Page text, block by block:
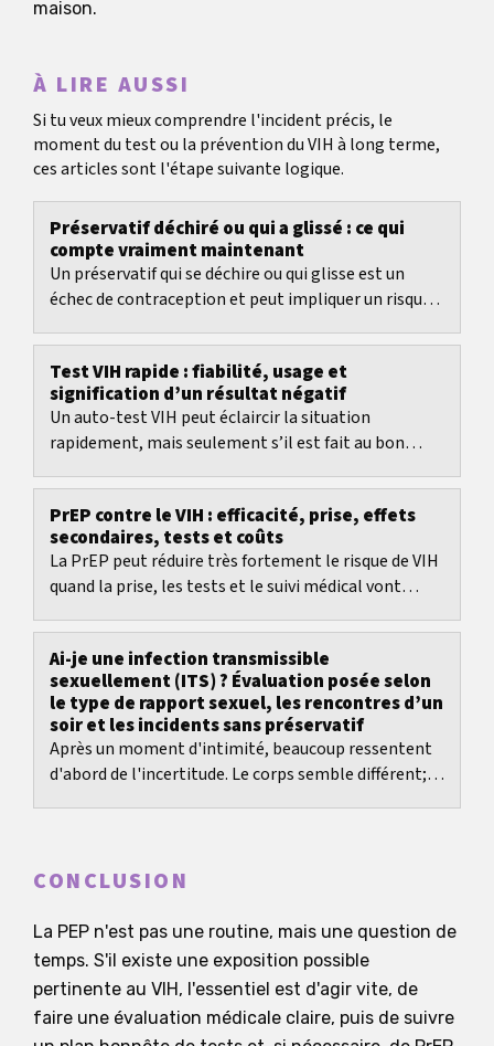
maison.
À LIRE AUSSI
Si tu veux mieux comprendre l'incident précis, le
moment du test ou la prévention du VIH à long terme,
ces articles sont l'étape suivante logique.
Préservatif déchiré ou qui a glissé : ce qui
compte vraiment maintenant
Un préservatif qui se déchire ou qui glisse est un
échec de contraception et peut impliquer un risque
Test VIH rapide : fiabilité, usage et
signification d’un résultat négatif
Un auto-test VIH peut éclaircir la situation
rapidement, mais seulement s’il est fait au bon
PrEP contre le VIH : efficacité, prise, effets
secondaires, tests et coûts
La PrEP peut réduire très fortement le risque de VIH
quand la prise, les tests et le suivi médical vont
Ai-je une infection transmissible
sexuellement (ITS) ? Évaluation posée selon
le type de rapport sexuel, les rencontres d’un
soir et les incidents sans préservatif
Après un moment d'intimité, beaucoup ressentent
d'abord de l'incertitude. Le corps semble différent;
CONCLUSION
La PEP n'est pas une routine, mais une question de
temps. S'il existe une exposition possible
pertinente au VIH, l'essentiel est d'agir vite, de
faire une évaluation médicale claire, puis de suivre